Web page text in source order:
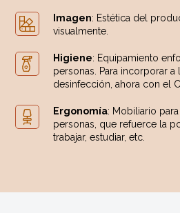
Imagen: Estética del
visualmente.
Higiene: Equipamiento
personas. Para incorporar
desinfección, ahora con el
Ergonomía: Mobiliario
personas, que refuerce la
trabajar, estudiar, etc.